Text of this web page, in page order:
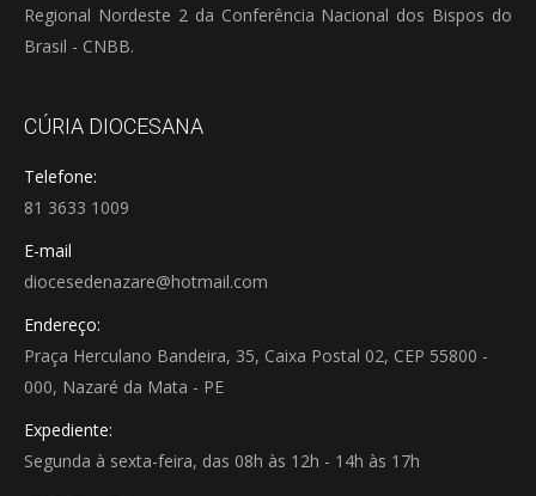
Regional Nordeste 2 da Conferência Nacional dos Bispos do
Brasil - CNBB.
CÚRIA DIOCESANA
Telefone:
81 3633 1009
E-mail
diocesedenazare@hotmail.com
Endereço:
Praça Herculano Bandeira, 35, Caixa Postal 02, CEP 55800 -
000, Nazaré da Mata - PE
Expediente:
Segunda à sexta-feira, das 08h às 12h - 14h às 17h